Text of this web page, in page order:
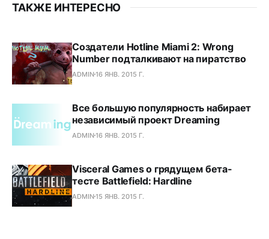
ТАКЖЕ ИНТЕРЕСНО
Создатели Hotline Miami 2: Wrong
Number подталкивают на пиратство
ADMIN16 ЯНВ. 2015 Г.
Все большую популярность набирает
независимый проект Dreaming
ADMIN16 ЯНВ. 2015 Г.
Visceral Games о грядущем бета-
тесте Battlefield: Hardline
ADMIN15 ЯНВ. 2015 Г.